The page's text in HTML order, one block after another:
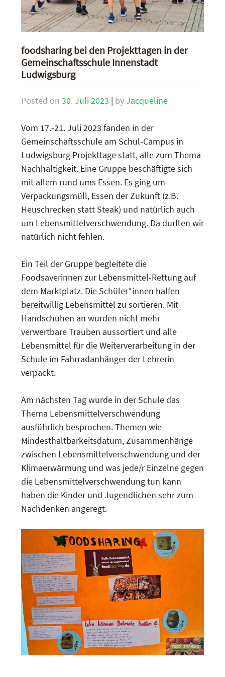
foodsharing bei den Projekttagen in der
Gemeinschaftsschule Innenstadt
Ludwigsburg
Posted on 30. Juli 2023 | byJacqueline
Vom 17.-21. Juli 2023 fanden in der
Gemeinschaftsschule am Schul-Campus in
Ludwigsburg Projekttage statt, alle zum Thema
Nachhaltigkeit. Eine Gruppe beschäftigte sich
mit allem rund ums Essen. Es ging um
Verpackungsmüll, Essen der Zukunft (z.B.
Heuschrecken statt Steak) und natürlich auch
um Lebensmittelverschwendung. Da durften wir
natürlich nicht fehlen.
Ein Teil der Gruppe begleitete die
Foodsaverinnen zur Lebensmittel-Rettung auf
dem Marktplatz. Die Schüler*innen halfen
bereitwillig Lebensmittel zu sortieren. Mit
Handschuhen an wurden nicht mehr
verwertbare Trauben aussortiert und alle
Lebensmittel für die Weiterverarbeitung in der
Schule im Fahrradanhänger der Lehrerin
verpackt.
Am nächsten Tag wurde in der Schule das
Thema Lebensmittelverschwendung
ausführlich besprochen. Themen wie
Mindesthaltbarkeitsdatum, Zusammenhänge
zwischen Lebensmittelverschwendung und der
Klimaerwärmung und was jede/r Einzelne gegen
die Lebensmittelverschwendung tun kann
haben die Kinder und Jugendlichen sehr zum
Nachdenken angeregt.